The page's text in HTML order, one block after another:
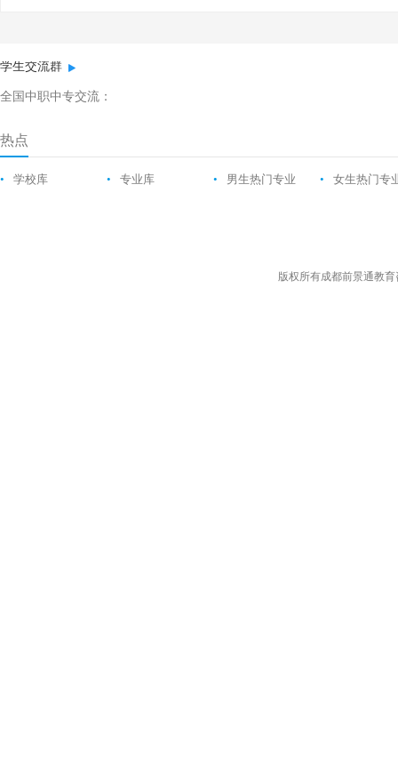
学生交流群
全国中职中专交流：
热点
• 学校库 • 专业库 • 男生热门专业 • 女生热门专
版权所有成都前景通教